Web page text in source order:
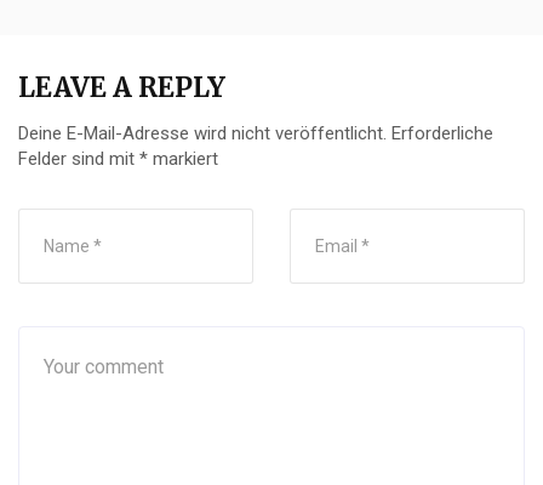
LEAVE A REPLY
Deine E-Mail-Adresse wird nicht veröffentlicht. Erforderliche
Felder sind mit * markiert